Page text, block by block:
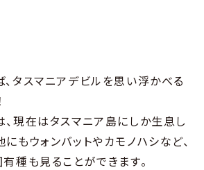
タスマニアデビルを思い浮かべる
、現在はタスマニア島にしか生息し
もウォンバットやカモノハシなど、
種も見ることができます。